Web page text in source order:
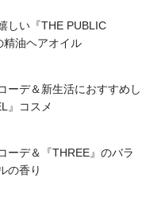
しい『THE PUBLIC
精油ヘアオイル
ーデ＆新生活におすすめし
』コスメ
ーデ＆『THREE』のバラ
の香り